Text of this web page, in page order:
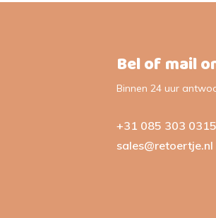
Bel of mail
Binnen 24 uur
+31 085 303 0315
sales@retoertje.nl